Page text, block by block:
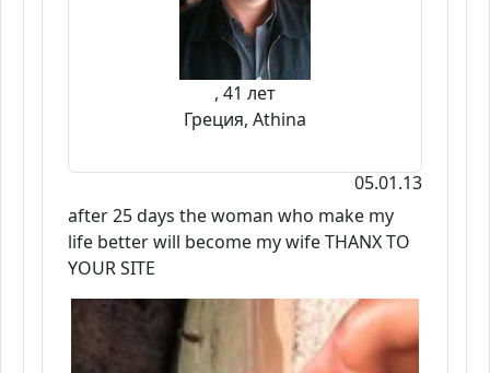
, 41 лет
Греция, Athina
05.01.13
after 25 days the woman who make my
life better will become my wife THANX TO
YOUR SITE